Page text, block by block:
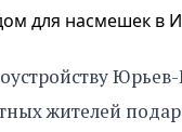
для насмешек в
жителей